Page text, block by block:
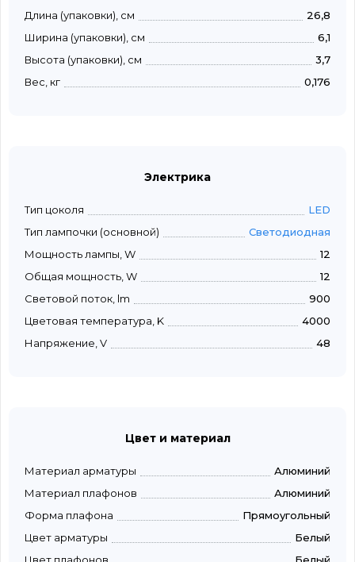
Длина (упаковки), см
26,8
Ширина (упаковки), см
6,1
Высота (упаковки), см
3,7
Вес, кг
0,176
Электрика
Тип цоколя
LED
Тип лампочки (основной)
Светодиодная
Мощность лампы, W
12
Общая мощность, W
12
Световой поток, lm
900
Цветовая температура, K
4000
Напряжение, V
48
Цвет и материал
Материал арматуры
Алюминий
Материал плафонов
Алюминий
Форма плафона
Прямоугольный
Цвет арматуры
Белый